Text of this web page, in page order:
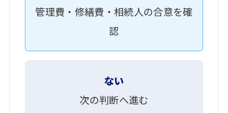
管理費・修繕費・相続人の合意を確
認
ない
次の判断へ進む